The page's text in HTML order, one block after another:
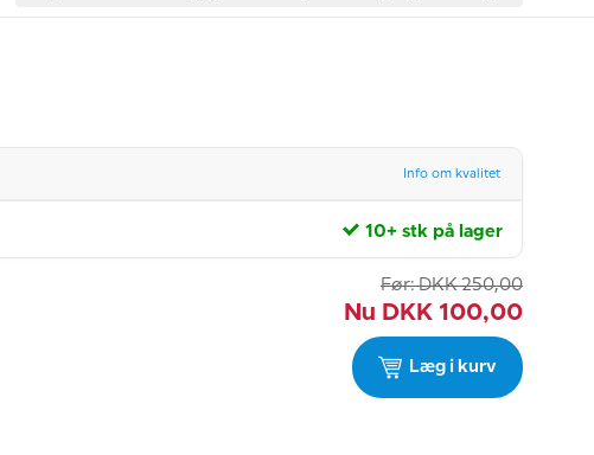
Info om kvalitet
10+ stk på lager
Før: DKK 250,00
Nu DKK 100,00
Læg i kurv